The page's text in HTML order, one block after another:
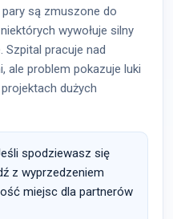
pary są zmuszone do
wywołuje silny
Szpital pracuje nad
ale problem pokazuje luki
dużych
spodziewasz się
z wyprzedzeniem
miejsc dla partnerów